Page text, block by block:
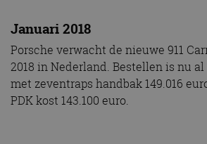
Januari 2018
Porsche verwacht de nieuwe 911
2018 in Nederland. Bestellen is nu
met zeventraps handbak 149.016
PDK kost 143.100 euro.